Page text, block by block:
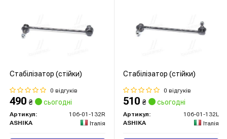
Стабілізатор (стійки)
0 відгуків
490 ₴ сьогодні
Артикул:
106-01-132R
ASHIKA
Італія
Стабілізатор (стійки)
0 відгуків
510 ₴ сьогодні
Артикул:
106-01-132L
ASHIKA
Італія